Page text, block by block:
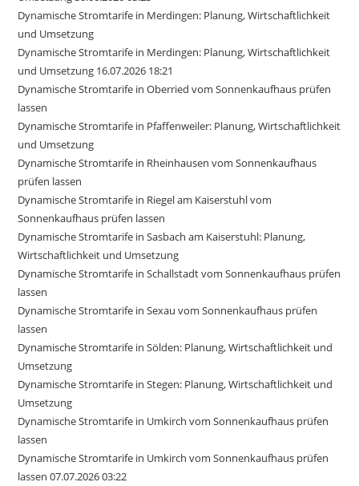
Dynamische Stromtarife in Merdingen: Planung, Wirtschaftlichkeit
und Umsetzung
Dynamische Stromtarife in Merdingen: Planung, Wirtschaftlichkeit
und Umsetzung 16.07.2026 18:21
Dynamische Stromtarife in Oberried vom Sonnenkaufhaus prüfen
lassen
Dynamische Stromtarife in Pfaffenweiler: Planung, Wirtschaftlichkeit
und Umsetzung
Dynamische Stromtarife in Rheinhausen vom Sonnenkaufhaus
prüfen lassen
Dynamische Stromtarife in Riegel am Kaiserstuhl vom
Sonnenkaufhaus prüfen lassen
Dynamische Stromtarife in Sasbach am Kaiserstuhl: Planung,
Wirtschaftlichkeit und Umsetzung
Dynamische Stromtarife in Schallstadt vom Sonnenkaufhaus prüfen
lassen
Dynamische Stromtarife in Sexau vom Sonnenkaufhaus prüfen
lassen
Dynamische Stromtarife in Sölden: Planung, Wirtschaftlichkeit und
Umsetzung
Dynamische Stromtarife in Stegen: Planung, Wirtschaftlichkeit und
Umsetzung
Dynamische Stromtarife in Umkirch vom Sonnenkaufhaus prüfen
lassen
Dynamische Stromtarife in Umkirch vom Sonnenkaufhaus prüfen
lassen 07.07.2026 03:22